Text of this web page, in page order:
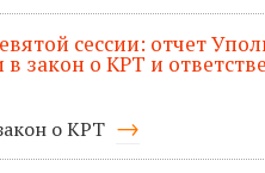
сессии: отчет
закон о КРТ и
о КРТ